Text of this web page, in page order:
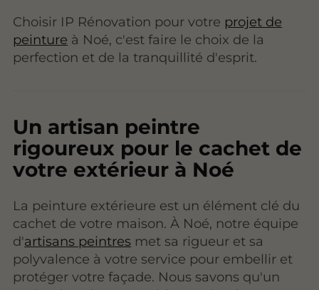
Choisir IP Rénovation pour votre projet de
peinture à Noé, c'est faire le choix de la
perfection et de la tranquillité d'esprit.
Un artisan peintre
rigoureux pour le cachet de
votre extérieur à Noé
La peinture extérieure est un élément clé du
cachet de votre maison. À Noé, notre équipe
d'artisans peintres met sa rigueur et sa
polyvalence à votre service pour embellir et
protéger votre façade. Nous savons qu'un